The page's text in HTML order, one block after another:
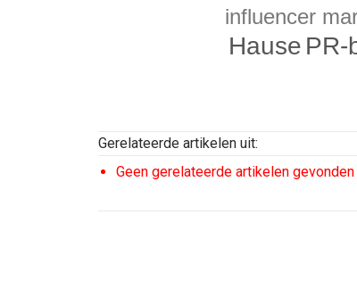
influencer
Hause PR-
Gerelateerde artikelen uit:
Geen gerelateerde artikelen gevonden